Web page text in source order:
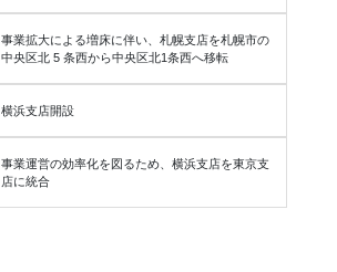
事業拡大による増床に伴い、札幌支店を札幌市の
中央区北 5 条西から中央区北1条西へ移転
横浜支店開設
事業運営の効率化を図るため、横浜支店を東京支
店に統合